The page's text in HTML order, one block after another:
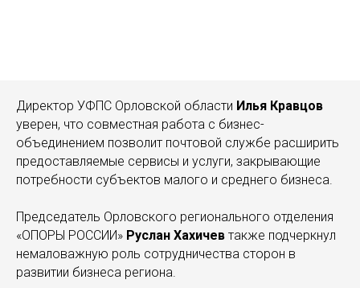
Директор УФПС Орловской области Илья Кравцов
уверен, что совместная работа с бизнес-
объединением позволит почтовой службе расширить
предоставляемые сервисы и услуги, закрывающие
потребности субъектов малого и среднего бизнеса.
Председатель Орловского регионального отделения
«ОПОРЫ РОССИИ» Руслан Хахичев также подчеркнул
немаловажную роль сотрудничества сторон в
развитии бизнеса региона.